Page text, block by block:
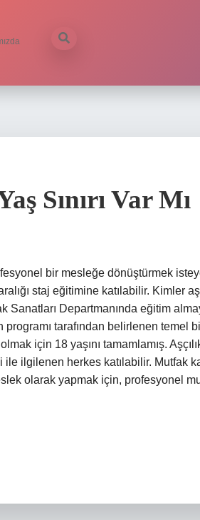
Sınırı Var Mı
bir mesleğe dönüştürmek
staj eğitimine katılabilir. Kimler
Sanatları Departmanında eğitim
programı tarafından belirlenen temel
için 18 yaşını tamamlamış.
ilgilenen herkes katılabilir. Mutfak
olarak yapmak için, profesyonel